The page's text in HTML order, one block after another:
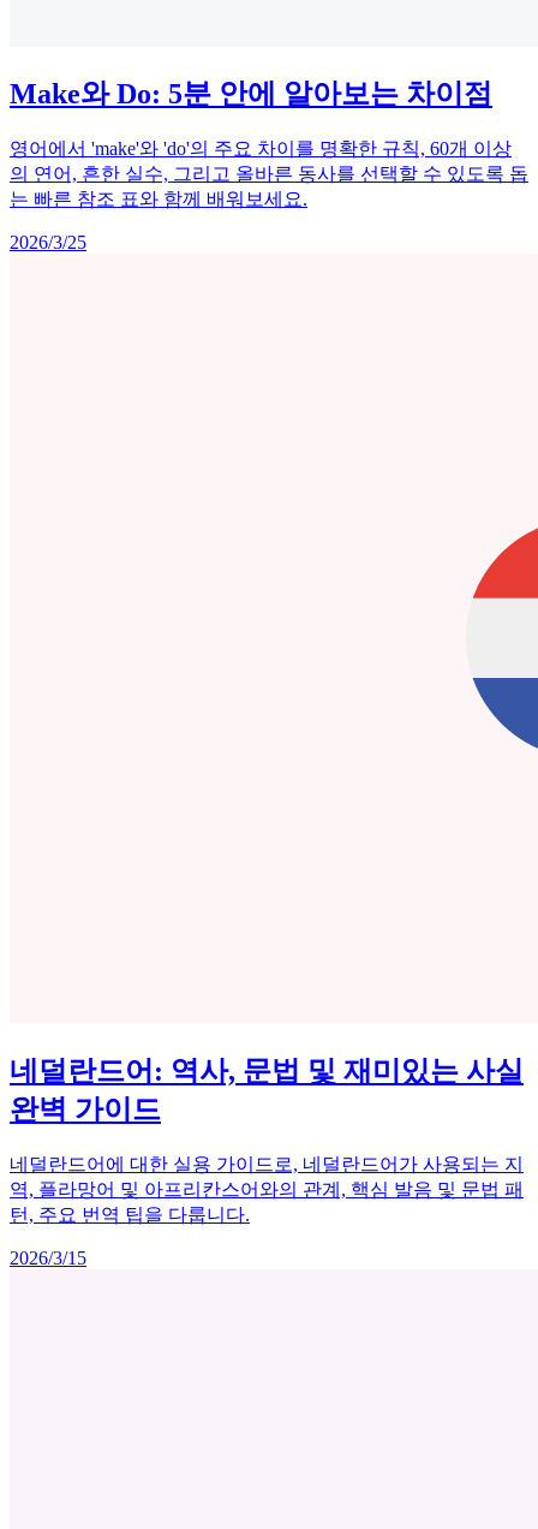
Make와 Do: 5분 안에 알아보는 차이점
영어에서 'make'와 'do'의 주요 차이를 명확한 규칙, 60개 이상
의 연어, 흔한 실수, 그리고 올바른 동사를 선택할 수 있도록 돕
는 빠른 참조 표와 함께 배워보세요.
2026/3/25
네덜란드어: 역사, 문법 및 재미있는 사실
완벽 가이드
네덜란드어에 대한 실용 가이드로, 네덜란드어가 사용되는 지
역, 플라망어 및 아프리칸스어와의 관계, 핵심 발음 및 문법 패
턴, 주요 번역 팁을 다룹니다.
2026/3/15